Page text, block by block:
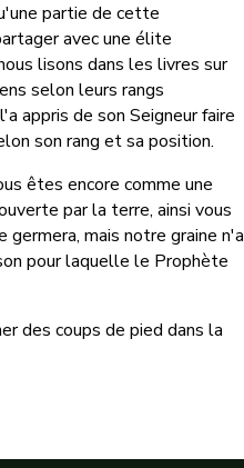
partie de cette
avec une élite
lisons dans les livres sur
selon leurs rangs
appris de son Seigneur faire
son rang et sa position.
êtes encore comme une
par la terre, ainsi vous
mais notre graine n'a
pour laquelle le Prophète
des coups de pied dans la